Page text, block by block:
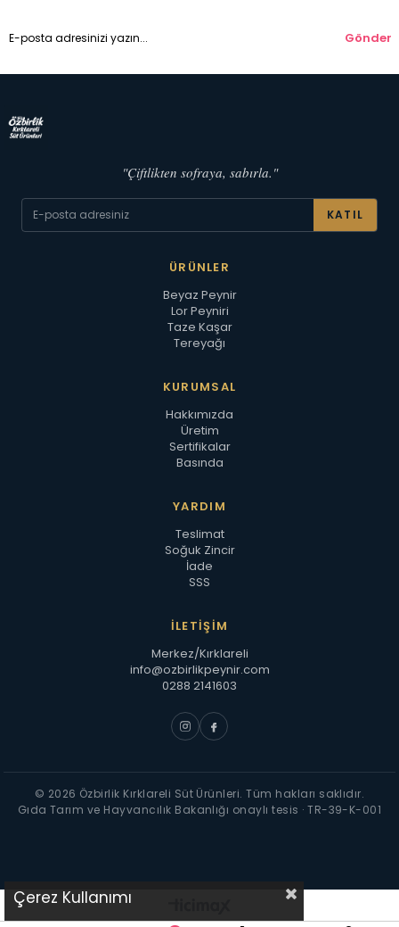
Gönder
"Çiftlikten sofraya, sabırla."
KATIL
ÜRÜNLER
Beyaz Peynir
Lor Peyniri
Taze Kaşar
Tereyağı
KURUMSAL
Hakkımızda
Üretim
Sertifikalar
Basında
YARDIM
Teslimat
Soğuk Zincir
İade
SSS
İLETIŞIM
Merkez/Kırklareli
info@ozbirlikpeynir.com
0288 2141603
© 2026 Özbirlik Kırklareli Süt Ürünleri. Tüm hakları saklıdır.
Gıda Tarım ve Hayvancılık Bakanlığı onaylı tesis · TR-39-K-001
Çerez Kullanımı